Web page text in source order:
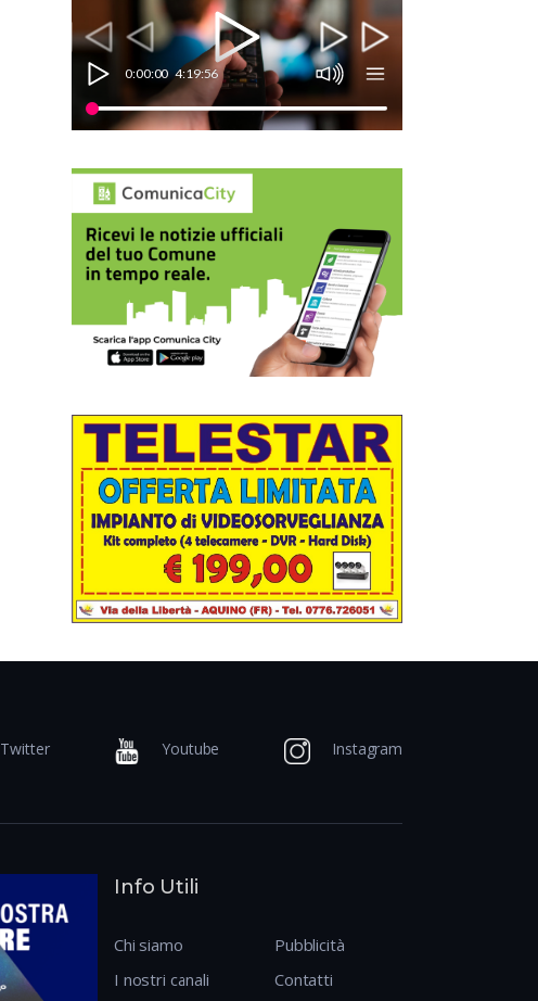
0:00:00 4:19:56
Twitter Youtube Instagram
Info Utili
Chi siamo
I nostri canali
Pubblicità
Contatti